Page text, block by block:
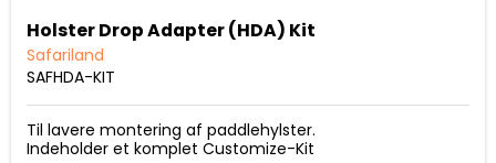
Holster Drop Adapter (HDA) Kit
Safariland
SAFHDA-KIT
Til lavere montering af paddlehylster.
Indeholder et komplet Customize-Kit